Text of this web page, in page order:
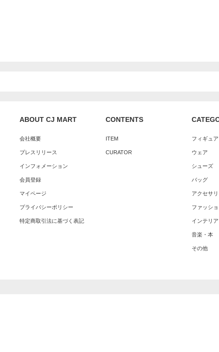
ABOUT CJ MART
会社概要
プレスリリース
インフォメーション
会員登録
マイページ
プライバシーポリシー
特定商取引法に基づく表記
CONTENTS
ITEM
CURATOR
フィギュ
ウェア
シューズ
バッグ
アクセサ
ファッシ
インテリア
音楽・本
その他